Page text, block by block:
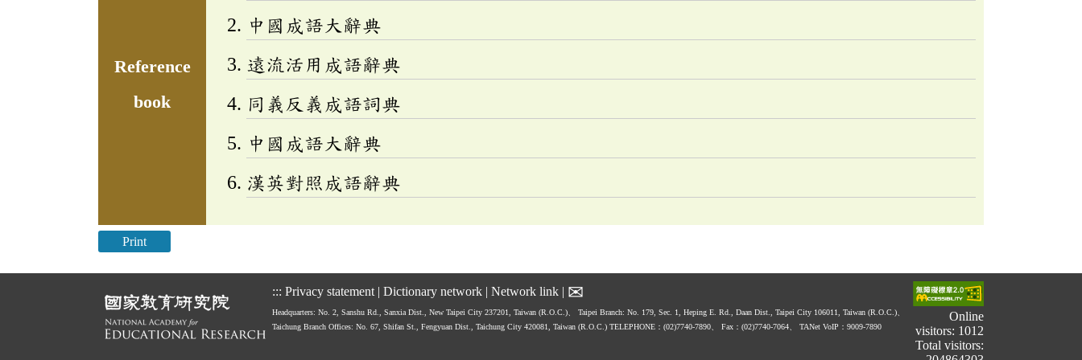
Reference
book
中國成語大辭典
遠流活用成語辭典
同義反義成語詞典
中國成語大辭典
漢英對照成語辭典
Print
::: Privacy statement | Dictionary network | Network link | ✉
Headquarters: No. 2, Sanshu Rd., Sanxia Dist., New Taipei City 237201, Taiwan (R.O.C.)、
Taipei Branch: No. 179, Sec. 1, Heping E. Rd., Daan Dist., Taipei City 106011, Taiwan (R.O.C.)、
Taichung Branch Offices: No. 67, Shifan St., Fengyuan Dist., Taichung City 420081, Taiwan (R.O.C.) TELEPHONE：(02)7740-7890、 Fax：(02)7740-7064、 TANet VoIP：9009-7890
Online
visitors: 1012
Total visitors: